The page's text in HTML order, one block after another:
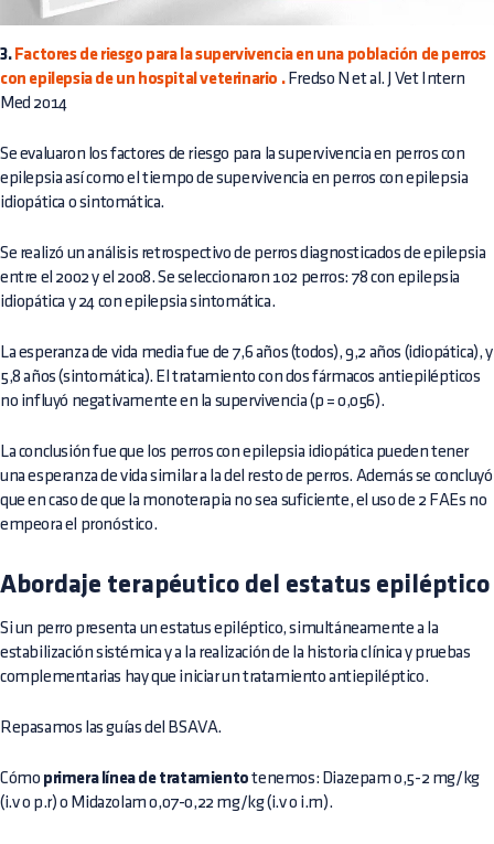
3.Factores de riesgo para la supervivencia en una población de perros
con epilepsia de un hospital veterinario .Fredso N et al. J Vet Intern
Med 2014
Se evaluaron los factores de riesgo para la supervivencia en perros con
epilepsia así como el tiempo de supervivencia en perros con epilepsia
idiopática o sintomática.
Se realizó un análisis retrospectivo de perros diagnosticados de epilepsia
entre el 2002 y el 2008. Se seleccionaron 102 perros: 78 con epilepsia
idiopática y 24 con epilepsia sintomática.
La esperanza de vida media fue de 7,6 años (todos), 9,2 años (idiopática), y
5,8 años (sintomática). El tratamiento con dos fármacos antiepilépticos
no influyó negativamente en la supervivencia (p = 0,056).
La conclusión fue que los perros con epilepsia idiopática pueden tener
una esperanza de vida similar a la del resto de perros. Además se concluyó
que en caso de que la monoterapia no sea suficiente, el uso de 2 FAEs no
empeora el pronóstico.
Abordaje terapéutico del estatus epiléptico
Si un perro presenta un estatus epiléptico, simultáneamente a la
estabilización sistémica y a la realización de la historia clínica y pruebas
complementarias hay que iniciar un tratamiento antiepiléptico.
Repasamos las guías del BSAVA.
Cómo primera línea de tratamiento tenemos: Diazepam 0,5-2 mg/kg
(i.v o p.r) o Midazolam 0,07-0,22 mg/kg (i.v o i.m).